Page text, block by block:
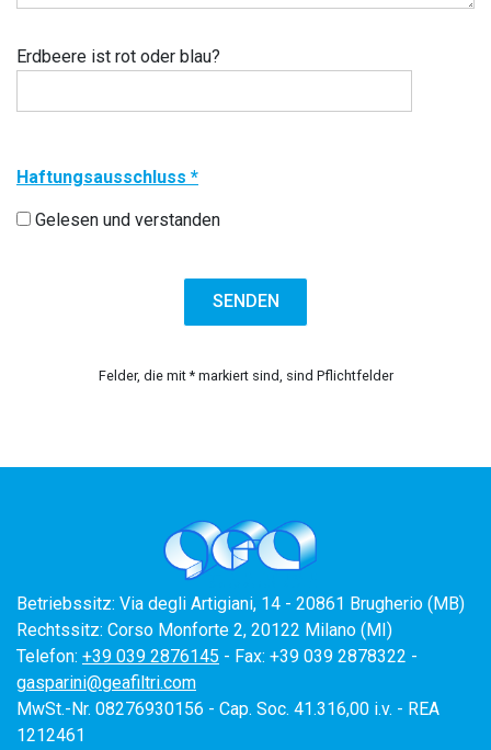
Erdbeere ist rot oder blau?
Haftungsausschluss *
Gelesen und verstanden
Felder, die mit * markiert sind, sind Pflichtfelder
Betriebssitz: Via degli Artigiani, 14 - 20861 Brugherio (MB)
Rechtssitz: Corso Monforte 2, 20122 Milano (MI)
Telefon: +39 039 2876145 - Fax: +39 039 2878322 -
gasparini@geafiltri.com
MwSt.-Nr. 08276930156 - Cap. Soc. 41.316,00 i.v. - REA
1212461